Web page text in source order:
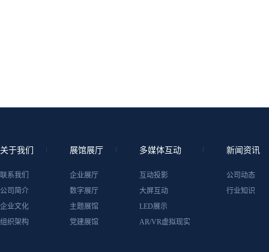
关于我们
联系我们
公司简介
企业文化
组织架构
展馆展厅
企业展厅
数字展厅
主题展馆
党建展馆
多媒体互动
互动投影
大屏互动
LED展示
AR/VR虚拟现实
新闻资讯
公司动态
行业知识